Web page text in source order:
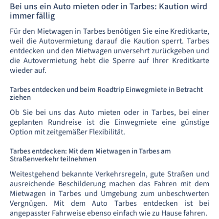
Bei uns ein Auto mieten oder in Tarbes: Kaution wird
immer fällig
Für den Mietwagen in Tarbes benötigen Sie eine Kreditkarte,
weil die Autovermietung darauf die Kaution sperrt. Tarbes
entdecken und den Mietwagen unversehrt zurückgeben und
die Autovermietung hebt die Sperre auf Ihrer Kreditkarte
wieder auf.
Tarbes entdecken und beim Roadtrip Einwegmiete in Betracht
ziehen
Ob Sie bei uns das Auto mieten oder in Tarbes, bei einer
geplanten Rundreise ist die Einwegmiete eine günstige
Option mit zeitgemäßer Flexibilität.
Tarbes entdecken: Mit dem Mietwagen in Tarbes am
Straßenverkehr teilnehmen
Weitestgehend bekannte Verkehrsregeln, gute Straßen und
ausreichende Beschilderung machen das Fahren mit dem
Mietwagen in Tarbes und Umgebung zum unbeschwerten
Vergnügen. Mit dem Auto Tarbes entdecken ist bei
angepasster Fahrweise ebenso einfach wie zu Hause fahren.